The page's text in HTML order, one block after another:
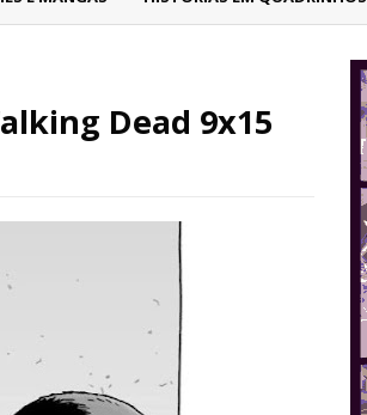
Dead 9x15